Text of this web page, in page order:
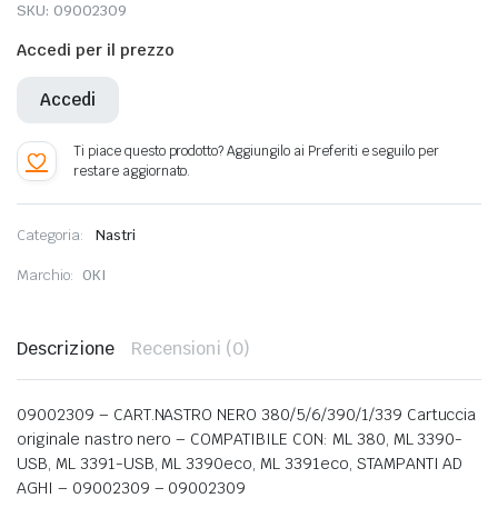
SKU: 09002309
Accedi per il prezzo
Accedi
Categoria: Nastri
Marchio: OKI
Descrizione Recensioni (0)
09002309 – CART.NASTRO NERO 380/5/6/390/1/339 Cartuccia
originale nastro nero – COMPATIBILE CON: ML 380, ML 3390-
USB, ML 3391-USB, ML 3390eco, ML 3391eco, STAMPANTI AD
AGHI – 09002309 – 09002309